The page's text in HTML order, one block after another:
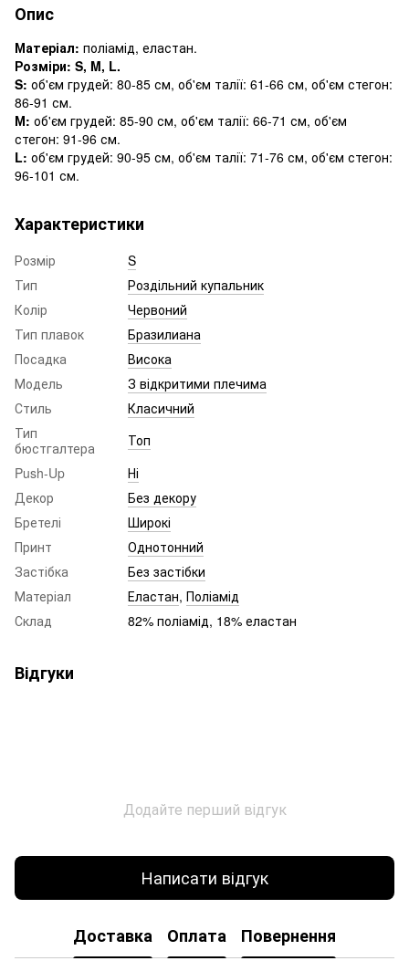
Опис
Матеріал: поліамід, еластан.
Розміри: S, M, L.
S: об'єм грудей: 80-85 см, об'єм талії: 61-66 см, об'єм стегон:
86-91 см.
М: об'єм грудей: 85-90 см, об'єм талії: 66-71 см, об'єм
стегон: 91-96 см.
L: об'єм грудей: 90-95 см, об'єм талії: 71-76 см, об'єм стегон:
96-101 см.
Характеристики
Розмір
S
Тип
Роздільний купальник
Колір
Червоний
Тип плавок
Бразилиана
Посадка
Висока
Модель
З відкритими плечима
Стиль
Класичний
Тип
бюстгалтера
Топ
Push-Up
Ні
Декор
Без декору
Бретелі
Широкі
Принт
Однотонний
Застібка
Без застібки
Матеріал
Еластан, Поліамід
Склад
82% поліамід, 18% еластан
Відгуки
Додайте перший відгук
Написати відгук
Доставка Оплата Повернення